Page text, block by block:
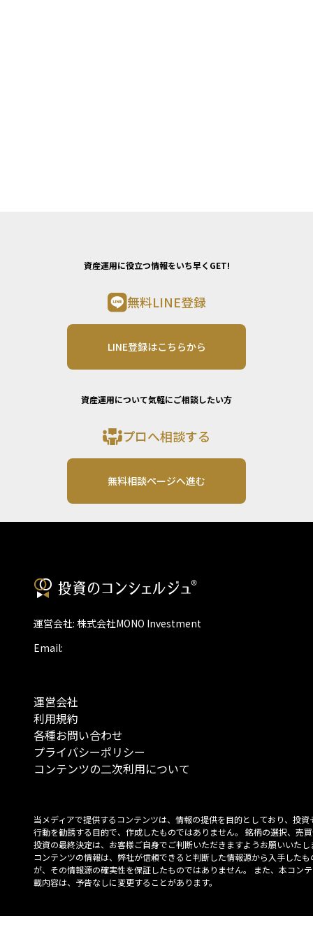
資産運用に役立つ情報をいち早くGET!
無料LINE登録
LINE登録はこちらから
資産運用について気軽にご相談したい方
プロへ相談する
無料相談ページへ進む
運営会社: 株式会社MONO Investment
Email:
運営会社
利用規約
各種お問い合わせ
プライバシーポリシー
コンテンツの二次利用について
当メディアで提供するコンテンツは、情報の提供を目的としており、投資
行動を勧誘する目的で、作成したものではありません。 銘柄の選択、売
投資の最終決定は、お客様ご自身でご判断いただきますようお願いいたし
コンテンツの情報は、弊社が信頼できると判断した情報源から入手したも
が、その情報源の確実性を保証したものではありません。 また、本コン
載内容は、予告なしに変更することがあります。